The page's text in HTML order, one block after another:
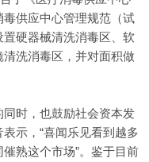
供应中心管理规范（试
硬器械清洗消毒区、软
洗消毒区，并对面积做
时，也鼓励社会资本发
示，“喜闻乐见看到越多
熟这个市场”。鉴于目前